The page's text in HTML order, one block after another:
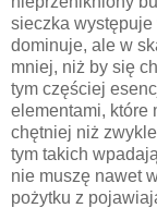
sieczka
dominuje, ale w
mniej, niż by się
tym częściej
elementami, które
chętniej niż
tym takich
nie muszę nawet
pożytku z